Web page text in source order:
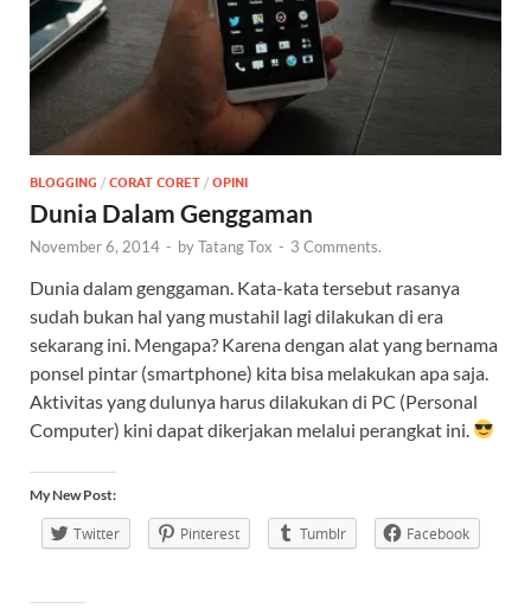
BLOGGING / CORAT CORET / OPINI
Dunia Dalam Genggaman
November 6, 2014 - byTatang Tox - 3 Comments.
Dunia dalam genggaman. Kata-kata tersebut rasanya
sudah bukan hal yang mustahil lagi dilakukan di era
sekarang ini. Mengapa? Karena dengan alat yang bernama
ponsel pintar (smartphone) kita bisa melakukan apa saja.
Aktivitas yang dulunya harus dilakukan di PC (Personal
Computer) kini dapat dikerjakan melalui perangkat ini.
My New Post:
Twitter Pinterest Tumblr Facebook